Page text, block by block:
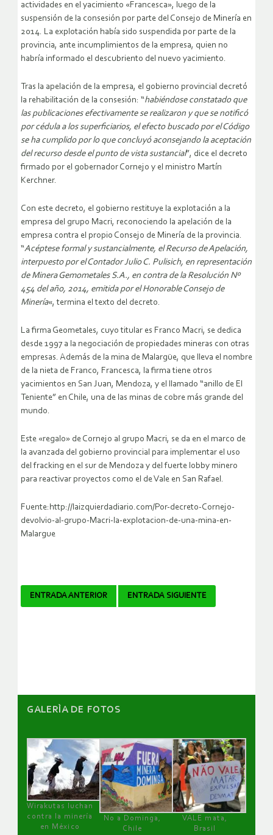
actividades en el yacimiento «Francesca», luego de la
suspensión de la consesión por parte del Consejo de Minería en
2014. La explotación había sido suspendida por parte de la
provincia, ante incumplimientos de la empresa, quien no
habría informado el descubriento del nuevo yacimiento.
Tras la apelación de la empresa, el gobierno provincial decretó
la rehabilitación de la consesión: “habiéndose constatado que
las publicaciones efectivamente se realizaron y que se notificó
por cédula a los superficiarios, el efecto buscado por el Código
se ha cumplido por lo que concluyó aconsejando la aceptación
del recurso desde el punto de vista sustancial”, dice el decreto
firmado por el gobernador Cornejo y el ministro Martín
Kerchner.
Con este decreto, el gobierno restituye la explotación a la
empresa del grupo Macri, reconociendo la apelación de la
empresa contra el propio Consejo de Minería de la provincia.
“Acéptese formal y sustancialmente, el Recurso de Apelación,
interpuesto por el Contador Julio C. Pulisich, en representación
de Minera Gemometales S.A., en contra de la Resolución Nº
454 del año, 2014, emitida por el Honorable Consejo de
Minería«, termina el texto del decreto.
La firma Geometales, cuyo titular es Franco Macri, se dedica
desde 1997 a la negociación de propiedades mineras con otras
empresas. Además de la mina de Malargüe, que lleva el nombre
de la nieta de Franco, Francesca, la firma tiene otros
yacimientos en San Juan, Mendoza, y el llamado “anillo de El
Teniente” en Chile, una de las minas de cobre más grande del
mundo.
Este «regalo» de Cornejo al grupo Macri, se da en el marco de
la avanzada del gobierno provincial para implementar el uso
del fracking en el sur de Mendoza y del fuerte lobby minero
para reactivar proyectos como el de Vale en San Rafael.
Fuente:http://laizquierdadiario.com/Por-decreto-Cornejo-
devolvio-al-grupo-Macri-la-explotacion-de-una-mina-en-
Malargue
Navegador
ENTRADA ANTERIOR ENTRADA SIGUIENTE
GALERÌA DE FOTOS
Wirakutas luchan
contra la minería
en México
No a Dominga,
Chile
VALE mata,
Brasil